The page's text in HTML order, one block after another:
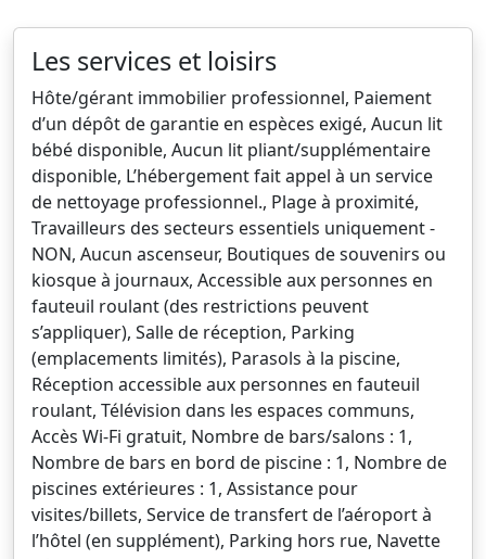
Les services et loisirs
Hôte/gérant immobilier professionnel, Paiement
d’un dépôt de garantie en espèces exigé, Aucun lit
bébé disponible, Aucun lit pliant/supplémentaire
disponible, L’hébergement fait appel à un service
de nettoyage professionnel., Plage à proximité,
Travailleurs des secteurs essentiels uniquement -
NON, Aucun ascenseur, Boutiques de souvenirs ou
kiosque à journaux, Accessible aux personnes en
fauteuil roulant (des restrictions peuvent
s’appliquer), Salle de réception, Parking
(emplacements limités), Parasols à la piscine,
Réception accessible aux personnes en fauteuil
roulant, Télévision dans les espaces communs,
Accès Wi-Fi gratuit, Nombre de bars/salons : 1,
Nombre de bars en bord de piscine : 1, Nombre de
piscines extérieures : 1, Assistance pour
visites/billets, Service de transfert de l’aéroport à
l’hôtel (en supplément), Parking hors rue, Navette